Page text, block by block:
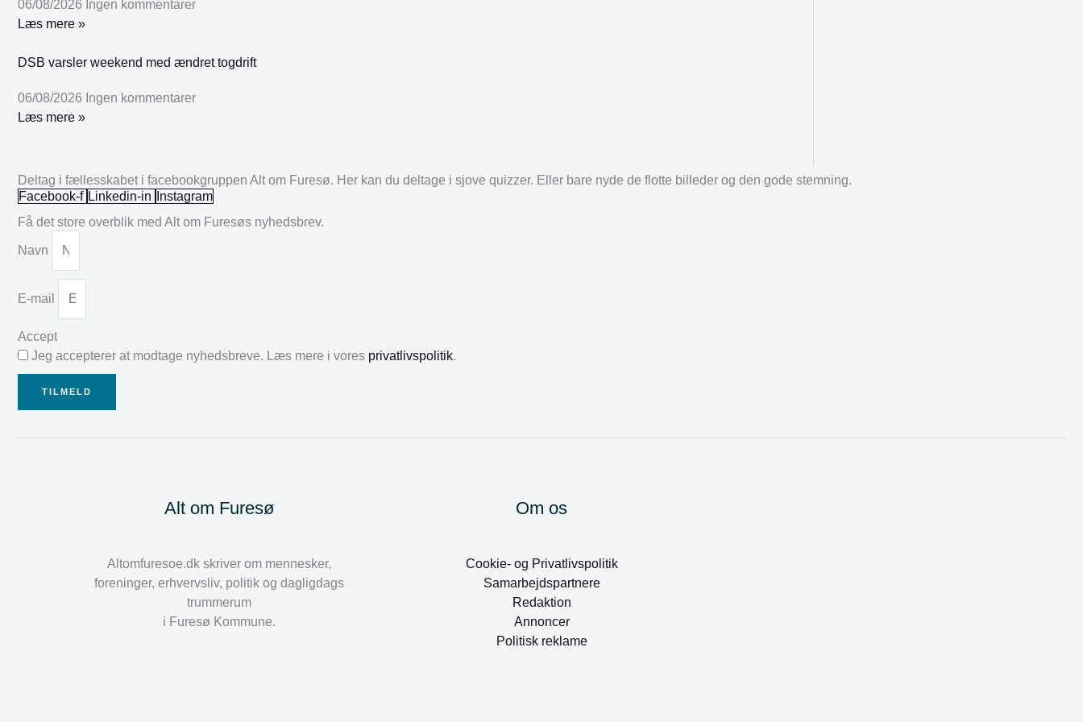
06/08/2026 Ingen kommentarer
Læs mere »
DSB varsler weekend med ændret togdrift
06/08/2026 Ingen kommentarer
Læs mere »
Deltag i fællesskabet i facebookgruppen Alt om Furesø. Her kan du deltage i sjove quizzer. Eller bare nyde de flotte billeder og den gode stemning.
Facebook-f Linkedin-in
Instagram
Få det store overblik med Alt om Furesøs nyhedsbrev.
Navn
E-mail
Accept
Jeg accepterer at modtage nyhedsbreve. Læs mere i vores privatlivspolitik.
TILMELD
Alt om Furesø
Altomfuresoe.dk skriver om mennesker,
foreninger, erhvervsliv, politik og dagligdags
trummerum
i Furesø Kommune.
Om os
Cookie- og Privatlivspolitik
Samarbejdspartnere
Redaktion
Annoncer
Politisk reklame